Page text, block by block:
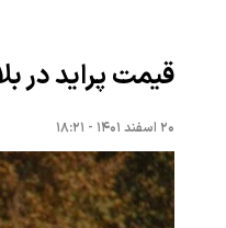
قیمت پراید در بلاتکلیفی / پژو
۲۰ اسفند ۱۴۰۱ - ۱۸:۲۱